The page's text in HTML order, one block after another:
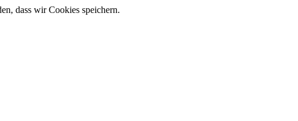
dass wir Cookies speichern.